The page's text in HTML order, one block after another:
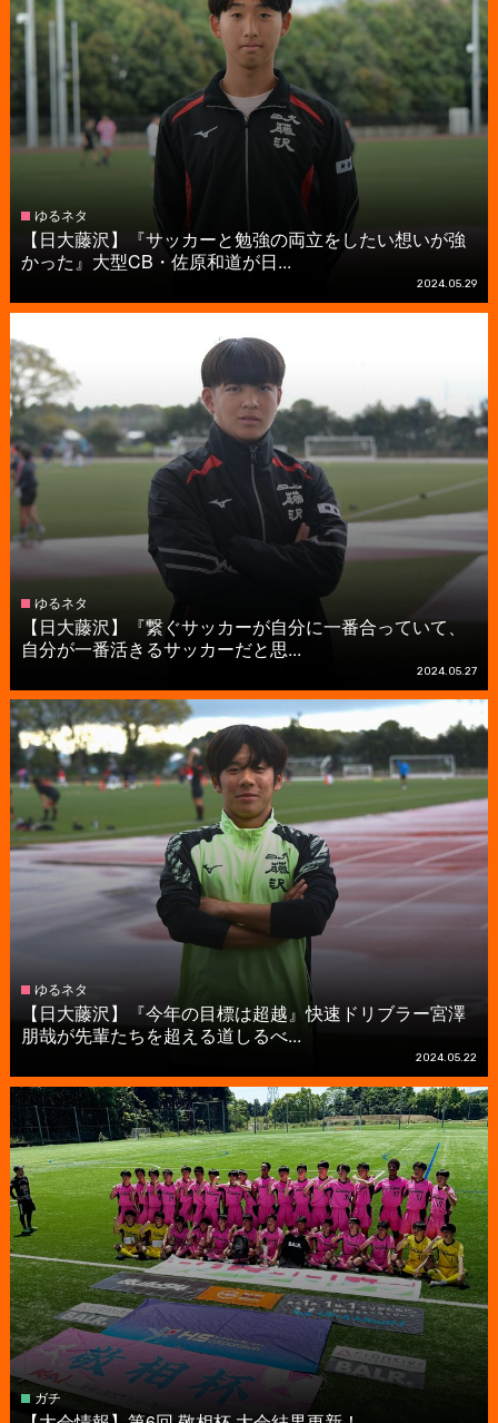
ゆるネタ
【日大藤沢】『サッカーと勉強の両立をしたい想いが強
かった』大型CB・佐原和道が日...
2024.05.29
ゆるネタ
【日大藤沢】『繋ぐサッカーが自分に一番合っていて、
自分が一番活きるサッカーだと思...
2024.05.27
ゆるネタ
【日大藤沢】『今年の目標は超越』快速ドリブラー宮澤
朋哉が先輩たちを超える道しるべ...
2024.05.22
ガチ